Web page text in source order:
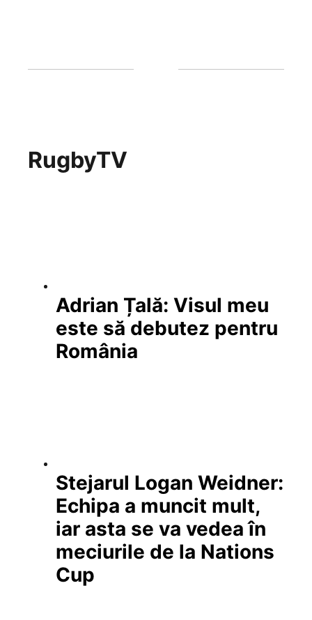
RugbyTV
Adrian Țală: Visul meu
este să debutez pentru
România
Stejarul Logan Weidner:
Echipa a muncit mult,
iar asta se va vedea în
meciurile de la Nations
Cup